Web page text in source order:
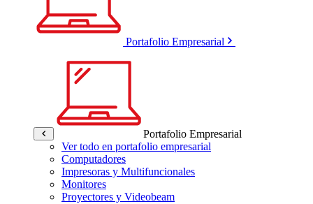
Portafolio Empresarial
Portafolio Empresarial
Ver todo en portafolio empresarial
Computadores
Impresoras y Multifuncionales
Monitores
Proyectores y Videobeam